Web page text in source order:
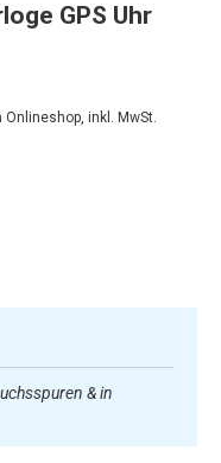
GPS Uhr
inkl. MwSt.
& in